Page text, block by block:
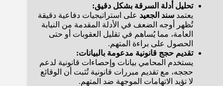
تحليل أدلة السرقة بشكل دقيق:
يعتمد سند الجعيد على استراتيجيات دفاعية دقيقة
تُظهر أوجه الضعف في الأدلة المقدمة من النيابة
العامة، مما يُساهم في تقليل العقوبات أو حتى
الحصول على براءة المتهم.
تقديم حجج قانونية مدعومة بالبيانات:
يستخدم المحامي بيانات وإحصاءات قانونية لدعم
حججه، مع تقديم مبررات قانونية تُثبت أن الوقائع
لا تؤيد الاتهامات الموجهة ضد المتهم.